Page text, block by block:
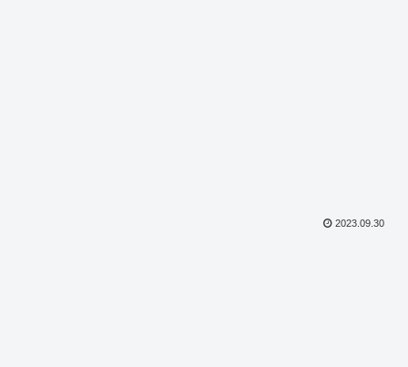
2023.09.30